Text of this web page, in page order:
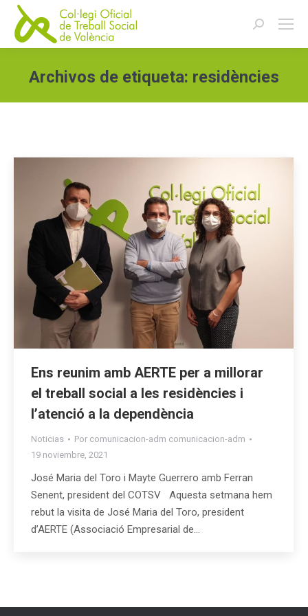
Buscar:
Archivos de etiqueta: residències
Ens reunim amb AERTE per a millorar
el treball social a les residències i
l’atenció a la dependència
Noticias Por comunicacion-adm comunicacion-adm
19 noviembre, 2021
José Maria del Toro i Mayte Guerrero amb Ferran
Senent, president del COTSV Aquesta setmana hem
rebut la visita de José Maria del Toro, president
d’AERTE (Associació Empresarial de…